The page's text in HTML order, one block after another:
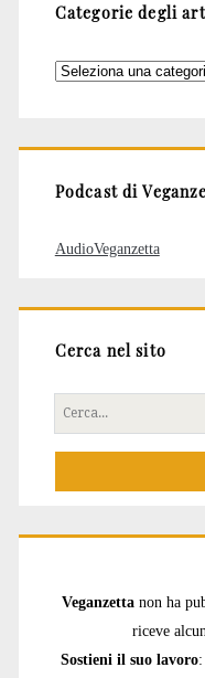
Categorie degli
Categorie
Podcast di
AudioVeganzetta
Cerca nel sito
Cerca
per:
Veganzetta non ha
riceve
Sostieni il suo lavoro: